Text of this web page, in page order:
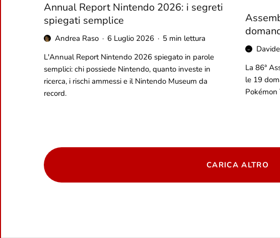
Annual Report Nintendo 2026: i segreti
spiegati semplice
Andrea Raso · 6 Luglio 2026 · 5 min lettura
L'Annual Report Nintendo 2026 spiegato in parole
semplici: chi possiede Nintendo, quanto investe in
ricerca, i rischi ammessi e il Nintendo Museum da
record.
La 86ª
le 19
Pokémon
CARICA ALTRO